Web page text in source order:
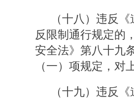
（十八）违反
反限制通行规定的
安全法》第八十九
（一）项规定，对
（十九）违反